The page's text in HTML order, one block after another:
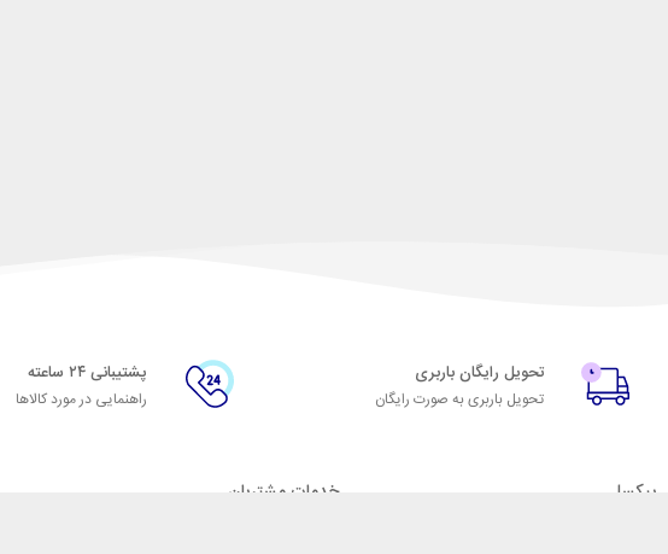
تحویل رایگان باربری
تحویل باربری به صورت رایگان
پشتیبانی ۲۴ ساعته
راهنمایی در مورد کالاها
پیکسل
خدمات مشتریان